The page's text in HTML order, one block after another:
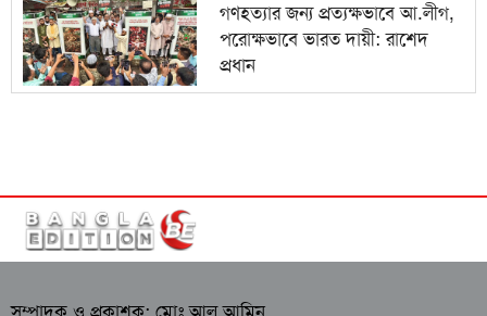
গণহত্যার জন্য প্রত্যক্ষভাবে আ.লীগ,
পরোক্ষভাবে ভারত দায়ী: রাশেদ
প্রধান